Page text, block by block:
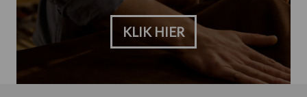
KLIK HIER